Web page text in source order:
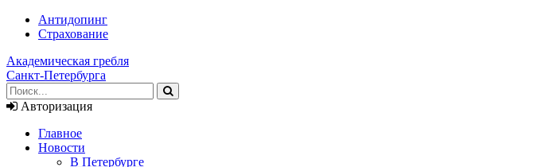
Антидопинг
Страхование
Академическая гребля
Санкт-Петербурга
Авторизация
Главное
Новости
В Петербурге